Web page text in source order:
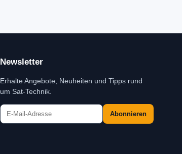
Newsletter
Erhalte Angebote, Neuheiten und Tipps rund
um Sat-Technik.
Abonnieren